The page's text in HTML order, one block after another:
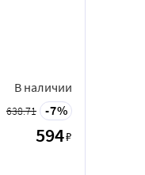
В наличии
638.71 7
594₽